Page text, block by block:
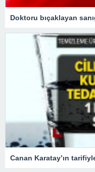
Doktoru bıçaklayan